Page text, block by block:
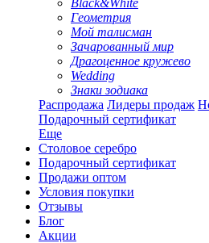
Black&White
Геометрия
Мой талисман
Зачарованный мир
Драгоценное кружево
Wedding
Знаки зодиака
Распродажа Лидеры продаж
Подарочный сертификат
Еще
Столовое серебро
Подарочный сертификат
Продажи оптом
Условия покупки
Отзывы
Блог
Акции